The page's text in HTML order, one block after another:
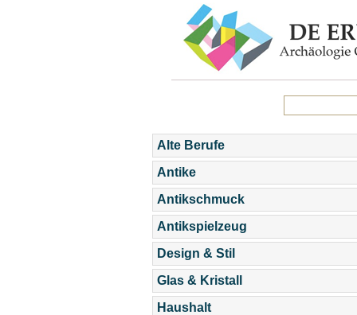
Alte Berufe
Antike
Antikschmuck
Antikspielzeug
Design & Stil
Glas & Kristall
Haushalt